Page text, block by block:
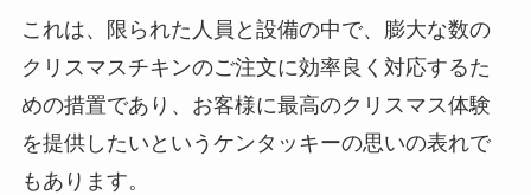
これは、限られた人員と設備の中で、膨大な数の
クリスマスチキンのご注文に効率良く対応するた
めの措置であり、お客様に最高のクリスマス体験
を提供したいというケンタッキーの思いの表れで
もあります。